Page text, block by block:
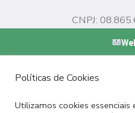
CNPJ:
Políticas de Cookies
Utilizamos cookies